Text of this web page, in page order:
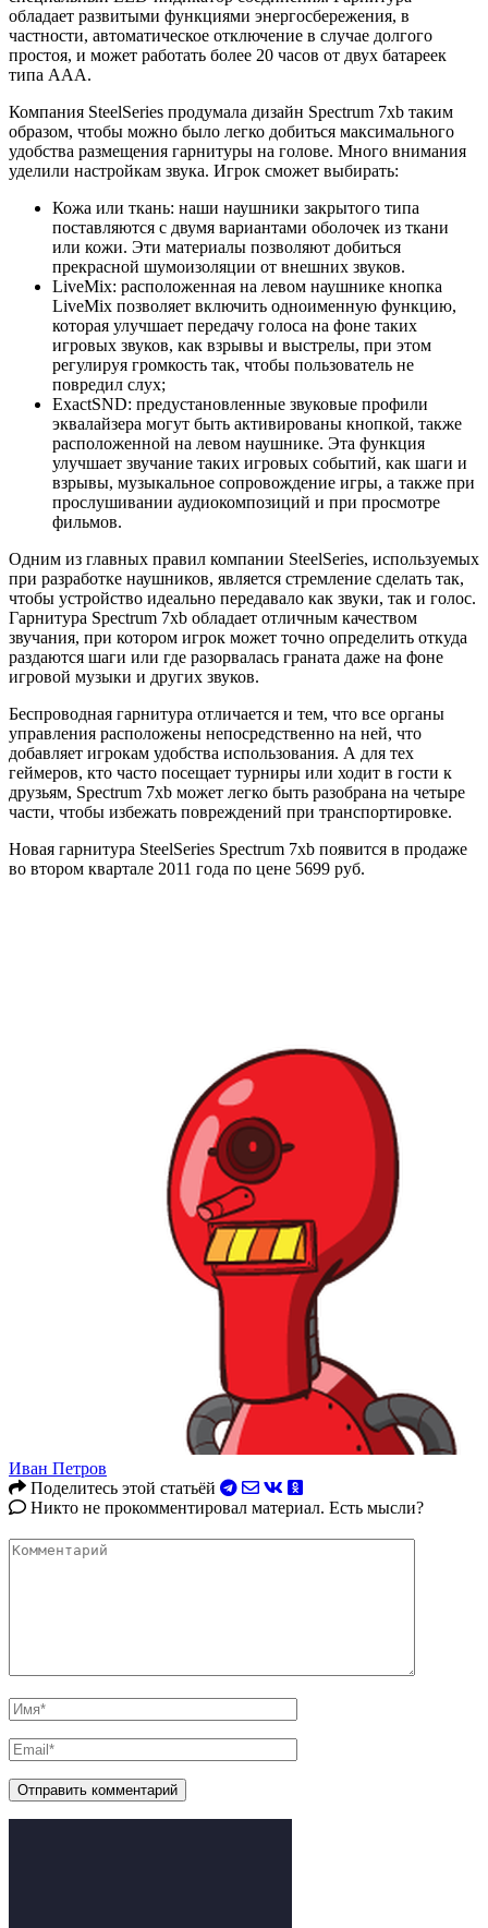
обладает развитыми функциями энергосбережения, в
частности, автоматическое отключение в случае долгого
простоя, и может работать более 20 часов от двух батареек
типа ААА.
Компания SteelSeries продумала дизайн Spectrum 7xb таким
образом, чтобы можно было легко добиться максимального
удобства размещения гарнитуры на голове. Много внимания
уделили настройкам звука. Игрок сможет выбирать:
Кожа или ткань: наши наушники закрытого типа
поставляются с двумя вариантами оболочек из ткани
или кожи. Эти материалы позволяют добиться
прекрасной шумоизоляции от внешних звуков.
LiveMix: расположенная на левом наушнике кнопка
LiveMix позволяет включить одноименную функцию,
которая улучшает передачу голоса на фоне таких
игровых звуков, как взрывы и выстрелы, при этом
регулируя громкость так, чтобы пользователь не
повредил слух;
ExactSND: предустановленные звуковые профили
эквалайзера могут быть активированы кнопкой, также
расположенной на левом наушнике. Эта функция
улучшает звучание таких игровых событий, как шаги и
взрывы, музыкальное сопровождение игры, а также при
прослушивании аудиокомпозиций и при просмотре
фильмов.
Одним из главных правил компании SteelSeries, используемых
при разработке наушников, является стремление сделать так,
чтобы устройство идеально передавало как звуки, так и голос.
Гарнитура Spectrum 7xb обладает отличным качеством
звучания, при котором игрок может точно определить откуда
раздаются шаги или где разорвалась граната даже на фоне
игровой музыки и других звуков.
Беспроводная гарнитура отличается и тем, что все органы
управления расположены непосредственно на ней, что
добавляет игрокам удобства использования. А для тех
геймеров, кто часто посещает турниры или ходит в гости к
друзьям, Spectrum 7xb может легко быть разобрана на четыре
части, чтобы избежать повреждений при транспортировке.
Новая гарнитура SteelSeries Spectrum 7xb появится в продаже
во втором квартале 2011 года по цене 5699 руб.
Иван Петров
Поделитесь этой статьёй
Никто не прокомментировал материал. Есть мысли?